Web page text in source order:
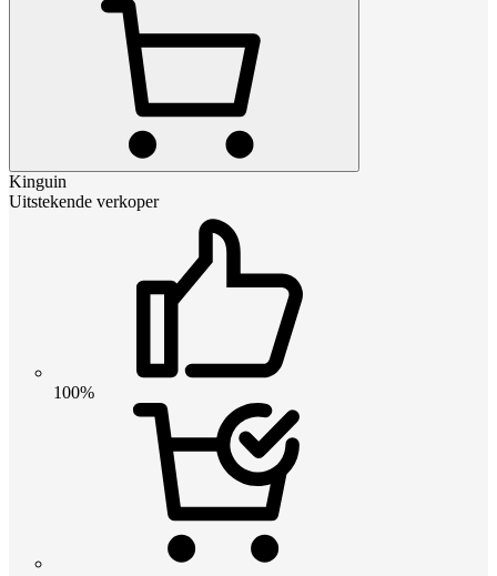
Kinguin
Uitstekende verkoper
100%